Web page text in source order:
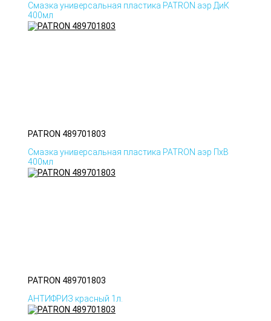
Смазка универсальная пластика PATRON аэр ДиК
400мл
PATRON 489701803
Смазка универсальная пластика PATRON аэр ПхВ
400мл
PATRON 489701803
АНТИФРИЗ красный 1л.